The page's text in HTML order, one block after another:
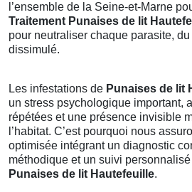
l’ensemble de la Seine-et-Marne
Traitement Punaises de lit
pour neutraliser chaque parasite,
dissimulé.
Les infestations de Punaises de lit
un stress psychologique important,
répétées et une présence invisible
l’habitat. C’est pourquoi nous
optimisée intégrant un diagnostic
méthodique et un suivi personnalisé
Punaises de lit Hautefeuille.